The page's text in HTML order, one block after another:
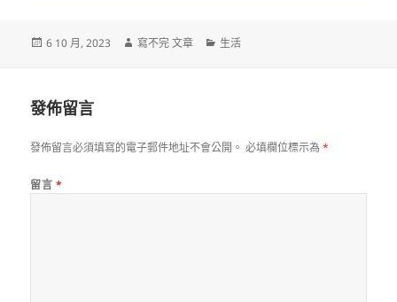
發
6 10 月, 2023
作
寫不完 文章
分
生活
發佈留言
發佈留言必須填寫的電子郵件地址不會公開。 必填欄位標示為*
留言 *